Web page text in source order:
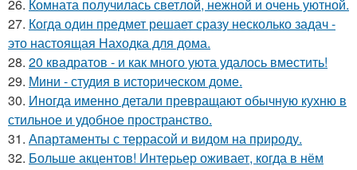
26. Комната получилась светлой, нежной и очень уютной.
27. Когда один предмет решает сразу несколько задач -
это настоящая Находка для дома.
28. 20 квадратов - и как много уюта удалось вместить!
29. Мини - студия в историческом доме.
30. Иногда именно детали превращают обычную кухню в
стильное и удобное пространство.
31. Апартаменты с террасой и видом на природу.
32. Больше акцентов! Интерьер оживает, когда в нём